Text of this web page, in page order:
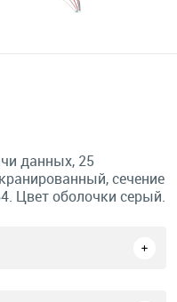
данных, 25
сечение
Цвет оболочки серый.